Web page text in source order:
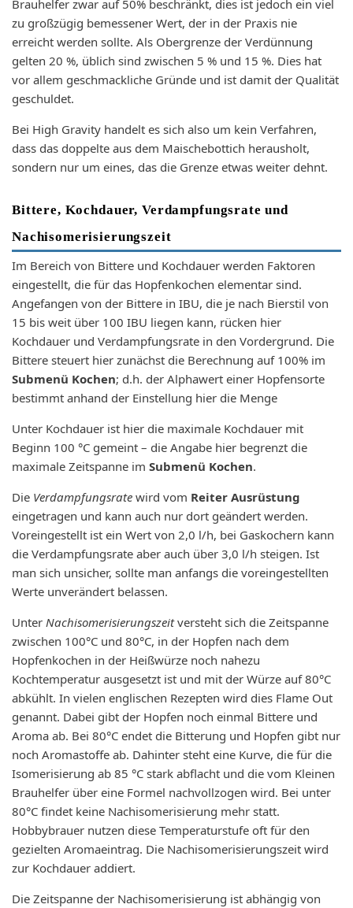
Brauhelfer zwar auf 50% beschränkt, dies ist jedoch ein viel
zu großzügig bemessener Wert, der in der Praxis nie
erreicht werden sollte. Als Obergrenze der Verdünnung
gelten 20 %, üblich sind zwischen 5 % und 15 %. Dies hat
vor allem geschmackliche Gründe und ist damit der Qualität
geschuldet.
Bei High Gravity handelt es sich also um kein Verfahren,
dass das doppelte aus dem Maischebottich herausholt,
sondern nur um eines, das die Grenze etwas weiter dehnt.
Bittere, Kochdauer, Verdampfungsrate und
Nachisomerisierungszeit
Im Bereich von Bittere und Kochdauer werden Faktoren
eingestellt, die für das Hopfenkochen elementar sind.
Angefangen von der Bittere in IBU, die je nach Bierstil von
15 bis weit über 100 IBU liegen kann, rücken hier
Kochdauer und Verdampfungsrate in den Vordergrund. Die
Bittere steuert hier zunächst die Berechnung auf 100% im
Submenü Kochen; d.h. der Alphawert einer Hopfensorte
bestimmt anhand der Einstellung hier die Menge
Unter Kochdauer ist hier die maximale Kochdauer mit
Beginn 100 °C gemeint – die Angabe hier begrenzt die
maximale Zeitspanne im Submenü Kochen.
Die Verdampfungsrate wird vom Reiter Ausrüstung
eingetragen und kann auch nur dort geändert werden.
Voreingestellt ist ein Wert von 2,0 l/h, bei Gaskochern kann
die Verdampfungsrate aber auch über 3,0 l/h steigen. Ist
man sich unsicher, sollte man anfangs die voreingestellten
Werte unverändert belassen.
Unter Nachisomerisierungszeitversteht sich die Zeitspanne
zwischen 100°C und 80°C, in der Hopfen nach dem
Hopfenkochen in der Heißwürze noch nahezu
Kochtemperatur ausgesetzt ist und mit der Würze auf 80°C
abkühlt. In vielen englischen Rezepten wird dies Flame Out
genannt. Dabei gibt der Hopfen noch einmal Bittere und
Aroma ab. Bei 80°C endet die Bitterung und Hopfen gibt nur
noch Aromastoffe ab. Dahinter steht eine Kurve, die für die
Isomerisierung ab 85 °C stark abflacht und die vom Kleinen
Brauhelfer über eine Formel nachvollzogen wird. Bei unter
80°C findet keine Nachisomerisierung mehr statt.
Hobbybrauer nutzen diese Temperaturstufe oft für den
gezielten Aromaeintrag. Die Nachisomerisierungszeit wird
zur Kochdauer addiert.
Die Zeitspanne der Nachisomerisierung ist abhängig von